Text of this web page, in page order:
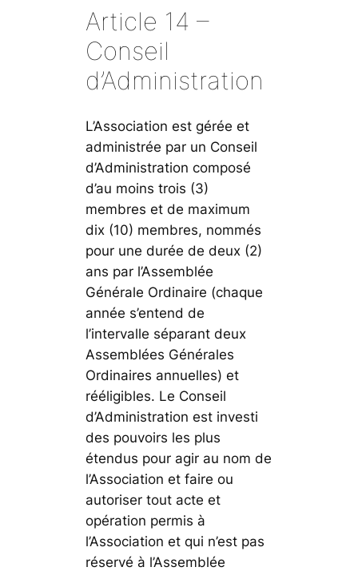
Article 14 –
Conseil
d’Administration
L’Association est gérée et
administrée par un Conseil
d’Administration composé
d’au moins trois (3)
membres et de maximum
dix (10) membres, nommés
pour une durée de deux (2)
ans par l’Assemblée
Générale Ordinaire (chaque
année s’entend de
l’intervalle séparant deux
Assemblées Générales
Ordinaires annuelles) et
rééligibles. Le Conseil
d’Administration est investi
des pouvoirs les plus
étendus pour agir au nom de
l’Association et faire ou
autoriser tout acte et
opération permis à
l’Association et qui n’est pas
réservé à l’Assemblée